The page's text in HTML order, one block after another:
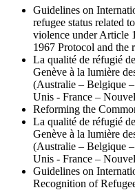
Guidelines on
refugee status related
violence under Article
1967 Protocol and the
La qualité de réfugié
Genève à la lumière
(Australie – Belgique
Unis - France –
Reforming the
La qualité de réfugié
Genève à la lumière
(Australie – Belgique
Unis - France –
Guidelines on
Recognition of